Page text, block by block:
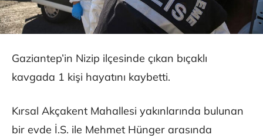
Gaziantep’in Nizip ilçesinde çıkan bıçaklı
kavgada 1 kişi hayatını kaybetti.
Kırsal Akçakent Mahallesi yakınlarında bulunan
bir evde İ.S. ile Mehmet Hünger arasında